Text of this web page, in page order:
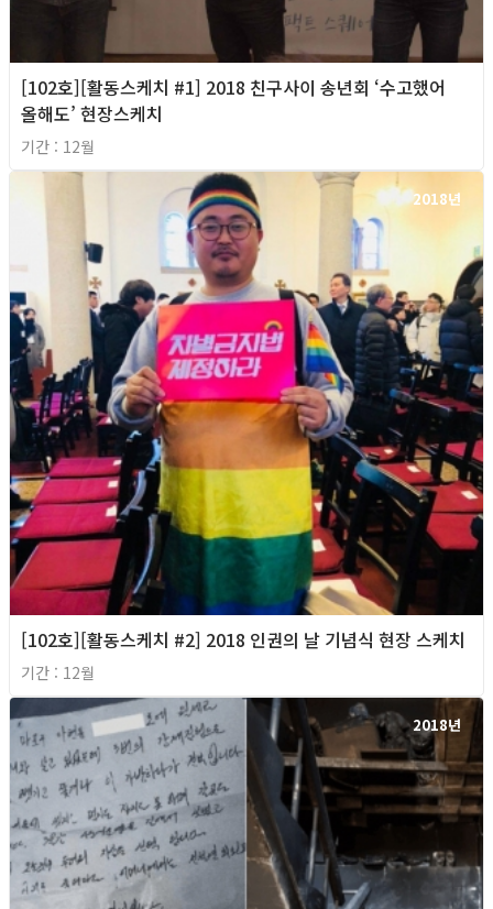
[102호][활동스케치 #1] 2018 친구사이 송년회 ‘수고했어
올해도’ 현장스케치
기간 : 12월
2018년
[102호][활동스케치 #2] 2018 인권의 날 기념식 현장 스케치
기간 : 12월
2018년